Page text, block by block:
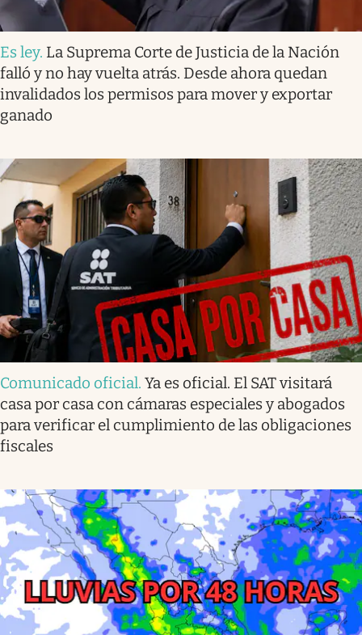
Es ley. La Suprema Corte de Justicia de la Nación
falló y no hay vuelta atrás. Desde ahora quedan
invalidados los permisos para mover y exportar
ganado
Comunicado oficial. Ya es oficial. El SAT visitará
casa por casa con cámaras especiales y abogados
para verificar el cumplimiento de las obligaciones
fiscales